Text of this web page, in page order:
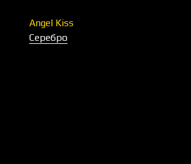
Angel Kiss
Серебро